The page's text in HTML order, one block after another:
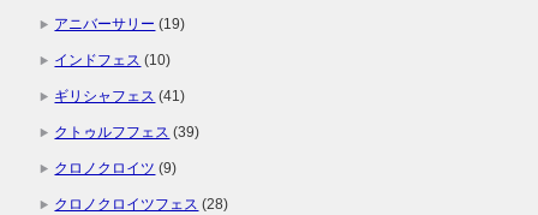
アニバーサリー (19)
インドフェス (10)
ギリシャフェス (41)
クトゥルフフェス (39)
クロノクロイツ (9)
クロノクロイツフェス (28)